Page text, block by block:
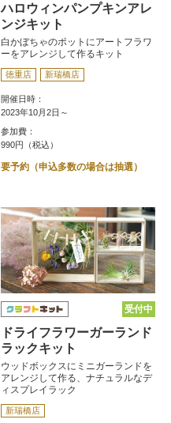
ハロウィンパンプキンアレ
ンジキット
白かぼちゃのポットにアートフラワ
ーをアレンジして作るキット
徳重店 新瑞橋店
開催日時：
2023年10月2日～
参加費：
990円（税込）
要予約（申込多数の場合は抽選）
受付中
ドライフラワーガーランド
ラックキット
ウッドボックスにミニガーランドを
アレンジして作る、ナチュラルなデ
ィスプレイラック
新瑞橋店